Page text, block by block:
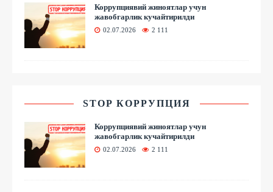
Коррупциявий жиноятлар учун
жавобгарлик кучайтирилди
02.07.2026 2 111
STOP КОРРУПЦИЯ
Коррупциявий жиноятлар учун
жавобгарлик кучайтирилди
02.07.2026 2 111